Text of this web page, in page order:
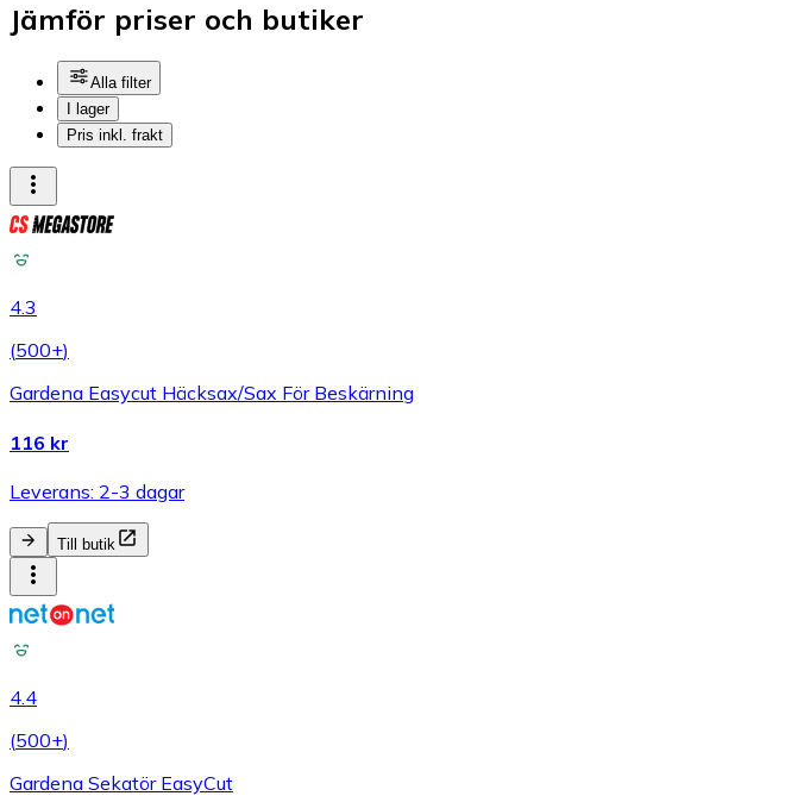
Jämför priser och butiker
Alla filter
I lager
Pris inkl. frakt
4.3
(500+)
Gardena Easycut Häcksax/Sax För Beskärning
116 kr
Leverans: 2-3 dagar
Till butik
4.4
(500+)
Gardena Sekatör EasyCut